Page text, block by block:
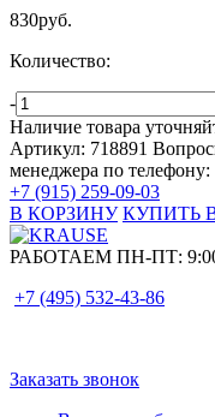
830руб.
Количество:
-
Наличие товара
Артикул: 718891
менеджера по телефону:
+7 (915) 259-09-03
В КОРЗИНУ КУПИТЬ
РАБОТАЕМ ПН-ПТ:
+7 (495) 532-43-86
Заказать звонок